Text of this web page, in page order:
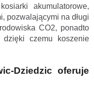
akumulatorowe,
pozwalającymi na długi
CO2, ponadto
czemu koszenie
Dziedzic oferuje